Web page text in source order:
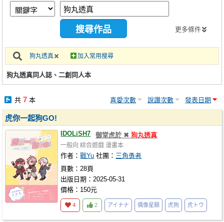
攤位轉讓區
會員中心
註冊會員
更多條件
狗丸透真 加入常用搜尋
狗丸透真同人誌、二創同人本
共 7本 喜愛次數 說讚次數 發表日期
虎你一起狗GO!
IDOLiSH7 御堂虎於 ✖狗丸透真
一般向 綜合遊戲 漫畫本
作者：戰Yu 社團： 三角勇者
頁數：28頁
出版日期：2025-05-31
價格：150元
4 2 アイナナ 偶像星願 虎狗 虎トウ